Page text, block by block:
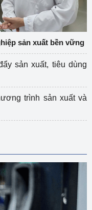
sản xuất bền vững
sản xuất, tiêu dùng
trình sản xuất và